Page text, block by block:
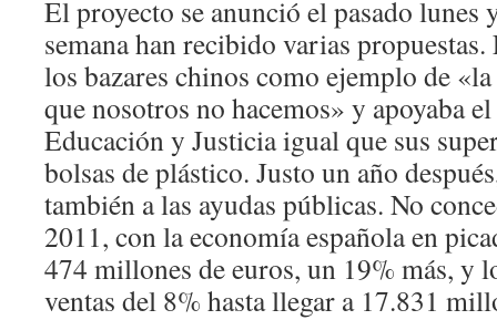
El proyecto se anunció el pasado lunes
semana han recibido varias
los bazares chinos como ejemplo de
que nosotros no hacemos» y apoyaba
Educación y Justicia igual que sus
bolsas de plástico. Justo un año
también a las ayudas públicas. No
2011, con la economía española en
474 millones de euros, un 19% más, y
ventas del 8% hasta llegar a 17.831